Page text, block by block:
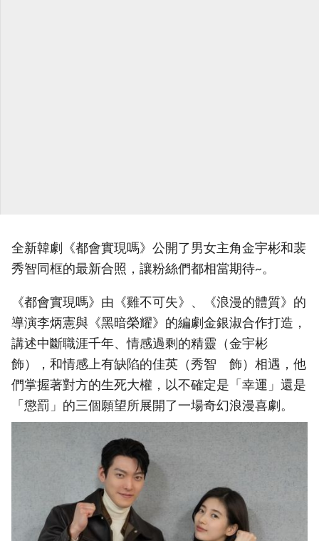
全新韓劇《都會實現嗎》公開了男女主角金宇彬和裴
秀智同框的最新合照，讓粉絲們都相當期待~。
《都會實現嗎》由《雞不可失》、《浪漫的體質》的
導演李炳憲與《黑暗榮耀》的編劇金銀淑合作打造，
講述中斷職涯千年、情感過剩的精靈（金宇彬
飾），和情感上有缺陷的佳英（秀智 飾）相遇，他
們掌握著對方的生死大權，以不確定是「幸運」還是
「懲罰」的三個願望所展開了一場奇幻浪漫喜劇。